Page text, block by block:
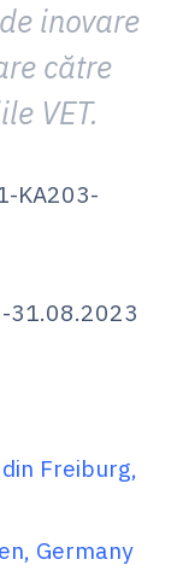
inovare
către
VET.
KA203-
31.08.2023
Freiburg,
Germany